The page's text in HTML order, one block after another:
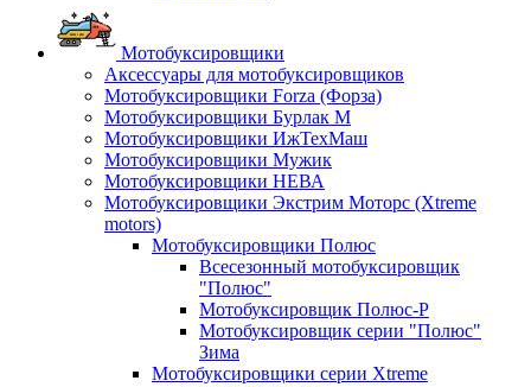
Мотобуксировщики
Аксессуары для мотобуксировщиков
Мотобуксировщики Forza (Форза)
Мотобуксировщики Бурлак М
Мотобуксировщики ИжТехМаш
Мотобуксировщики Мужик
Мотобуксировщики НЕВА
Мотобуксировщики Экстрим Моторс (Xtreme
motors)
Мотобуксировщики Полюс
Всесезонный мотобуксировщик
"Полюс"
Мотобуксировщик Полюс-Р
Мотобуксировщик серии "Полюс"
Зима
Мотобуксировщики серии Xtreme